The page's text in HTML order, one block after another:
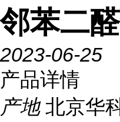
邻苯二
2023-06-25
产品详情
产地 北京华